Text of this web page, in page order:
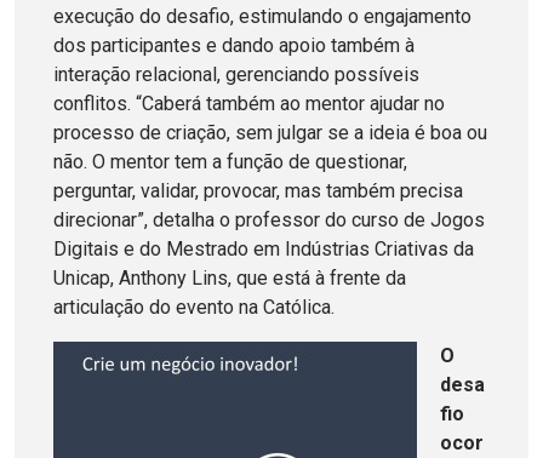
execução do desafio, estimulando o engajamento
dos participantes e dando apoio também à
interação relacional, gerenciando possíveis
conflitos. “Caberá também ao mentor ajudar no
processo de criação, sem julgar se a ideia é boa ou
não. O mentor tem a função de questionar,
perguntar, validar, provocar, mas também precisa
direcionar”, detalha o professor do curso de Jogos
Digitais e do Mestrado em Indústrias Criativas da
Unicap, Anthony Lins, que está à frente da
articulação do evento na Católica.
O
desa
fio
ocor